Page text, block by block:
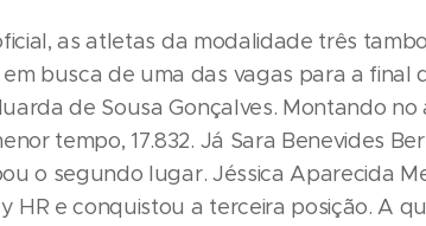
as atletas da modalidade três
busca de uma das vagas para a final
de Sousa Gonçalves. Montando
tempo, 17.832. Já Sara Benevides
o segundo lugar. Jéssica Aparecida
HR e conquistou a terceira posição. A